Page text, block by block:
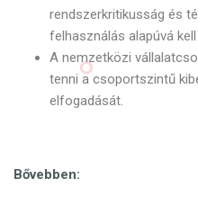
rendszerkritikusság és
felhasználás alapúvá
A nemzetközi
tenni a csoportszintű
elfogadását.
Bővebben: